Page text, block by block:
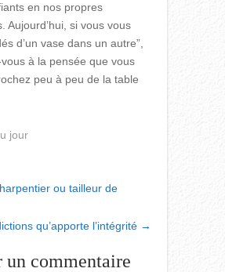
en nos propres
Aujourd’hui, si vous vous
d’un vase dans un autre”,
à la pensée que vous
peu à peu de la table
jour
ou tailleur de
qu’apporte l’intégrité →
un commentaire